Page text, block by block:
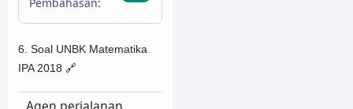
Pembahasan:
6. Soal UNBK Matematika
IPA 2018 🔗